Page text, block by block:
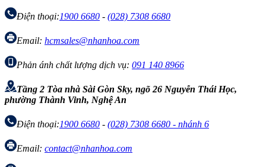
Điện thoại:1900 6680 - (028) 7308 6680
Email: hcmsales@nhanhoa.com
Phản ánh chất lượng dịch vụ: 091 140 8966
Tầng 2 Tòa nhà Sài Gòn Sky, ngõ 26 Nguyễn Thái Học,
phường Thành Vinh, Nghệ An
Điện thoại:1900 6680 - (028) 7308 6680 - nhánh 6
Email: contact@nhanhoa.com